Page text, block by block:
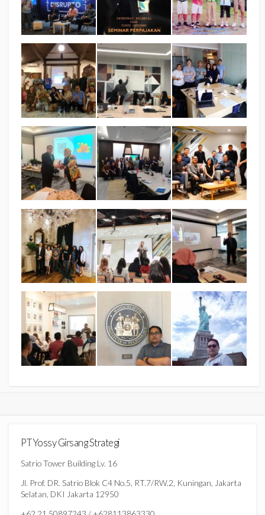
PT Yossy Girsang Strategi
Satrio Tower Building Lv. 16
Jl. Prof. DR. Satrio Blok C4 No.5, RT.7/RW.2, Kuningan, Jakarta
Selatan, DKI Jakarta 12950